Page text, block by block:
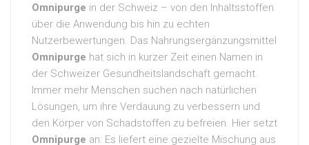
Omnipurge in der Schweiz – von den Inhaltsstoffen
über die Anwendung bis hin zu echten
Nutzerbewertungen. Das Nahrungsergänzungsmittel
Omnipurge hat sich in kurzer Zeit einen Namen in
der Schweizer Gesundheitslandschaft gemacht.
Immer mehr Menschen suchen nach natürlichen
Lösungen, um ihre Verdauung zu verbessern und
den Körper von Schadstoffen zu befreien. Hier setzt
Omnipurge an: Es liefert eine gezielte Mischung aus